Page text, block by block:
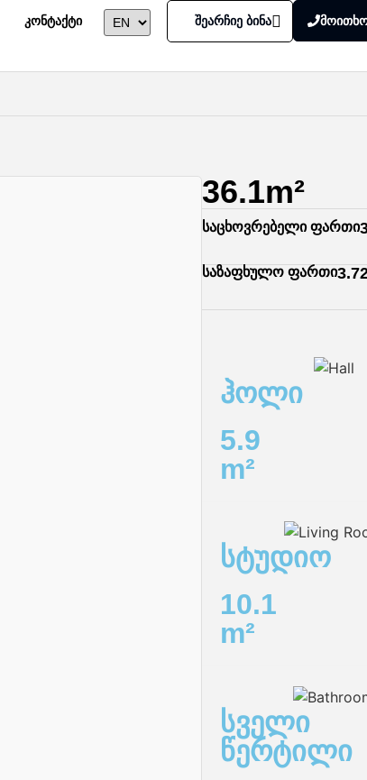
კონტაქტი შეარჩიე ბინა
36.1m²
საცხოვრებელი ფართი
საზაფხულო ფართი
ჰოლი
5.9
m²
სტუდიო
10.1
m²
სველი
წერტილი